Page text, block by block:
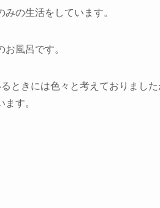
の生活をしています。
風呂です。
ときには色々と考えておりまし
す。